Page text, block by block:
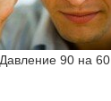
Давление 90 на 60